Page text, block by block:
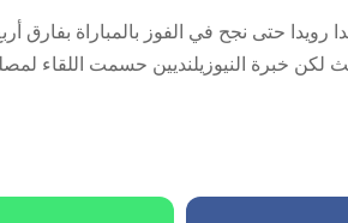
لكن خبرة النيوزيلنديين حسمت اللقاء